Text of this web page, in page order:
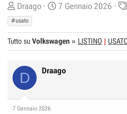
C
r
e
a
t
o
e
D
Draago
D
t
a
d
I
i
7 Gennaio 2026
#usato
Tutto su Volkswagen » LISTINO
D Draago
7 Gennaio 2026